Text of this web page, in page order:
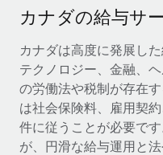
専門家に相談
グローバル人事・コンプ
バックグラウンドチェ
候補者の選考プロセスを
当社とのパートナーシ
Remote Build
近
統合とAI自動化に関す
活用事例
ニュースルーム
給与・人材情報
情報センター
サポートを依頼する
すべてのリソースを表示
カナダの給与サ
カナダは高度に発展し
テクノロジー、金融、
の労働法や税制が存在
は社会保険料、雇用契
件に従うことが必要で
が、円滑な給与運用と